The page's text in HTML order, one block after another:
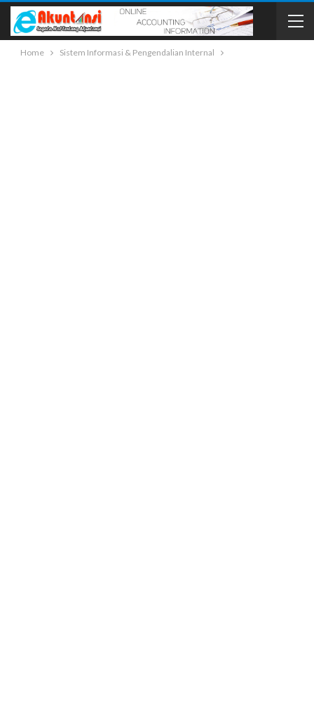
Home Sistem Informasi & Pengendalian Internal